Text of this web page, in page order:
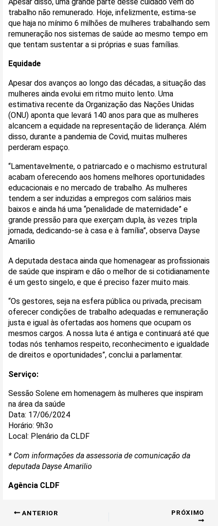
trabalho não remunerado. Hoje, infelizmente, estima-se
que haja no mínimo 6 milhões de mulheres trabalhando sem
remuneração nos sistemas de saúde ao mesmo tempo em
que tentam sustentar a si próprias e suas famílias.
Equidade
Apesar dos avanços ao longo das décadas, a situação das
mulheres ainda evolui em ritmo muito lento. Uma
estimativa recente da Organização das Nações Unidas
(ONU) aponta que levará 140 anos para que as mulheres
alcancem a equidade na representação de liderança. Além
disso, durante a pandemia de Covid, muitas mulheres
perderam espaço.
“Lamentavelmente, o patriarcado e o machismo estrutural
acabam oferecendo aos homens melhores oportunidades
educacionais e no mercado de trabalho. As mulheres
tendem a ser induzidas a empregos com salários mais
baixos e ainda há uma “penalidade de maternidade” e
grande pressão para que exerçam dupla, às vezes tripla
jornada, dedicando-se à casa e à família”, observa Dayse
Amarilio
A deputada destaca ainda que homenagear as profissionais
de saúde que inspiram e dão o melhor de si cotidianamente
é um gesto singelo, e que é preciso fazer muito mais.
“Os gestores, seja na esfera pública ou privada, precisam
oferecer condições de trabalho adequadas e remuneração
justa e igual às ofertadas aos homens que ocupam os
mesmos cargos. A nossa luta é antiga e continuará até que
todas nós tenhamos respeito, reconhecimento e igualdade
de direitos e oportunidades”, conclui a parlamentar.
Serviço:
Sessão Solene em homenagem às mulheres que inspiram
na área da saúde
Data: 17/06/2024
Horário: 9h3o
Local: Plenário da CLDF
* Com informações da assessoria de comunicação da
deputada Dayse Amarilio
Agência CLDF
ANTERIOR PRÓXIMO